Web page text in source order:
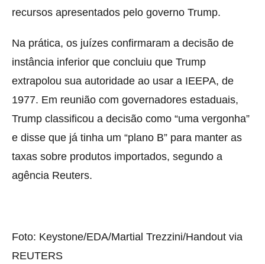
recursos apresentados pelo governo Trump.
Na prática, os juízes confirmaram a decisão de
instância inferior que concluiu que Trump
extrapolou sua autoridade ao usar a IEEPA, de
1977. Em reunião com governadores estaduais,
Trump classificou a decisão como “uma vergonha”
e disse que já tinha um “plano B” para manter as
taxas sobre produtos importados, segundo a
agência Reuters.
Foto: Keystone/EDA/Martial Trezzini/Handout via
REUTERS